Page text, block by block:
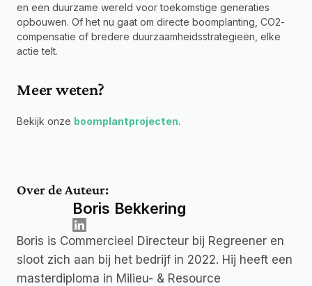
en een duurzame wereld voor toekomstige generaties
opbouwen. Of het nu gaat om directe boomplanting, CO2-
compensatie of bredere duurzaamheidsstrategieën, elke
actie telt.
Meer weten?
Bekijk onze boomplantprojecten.
Over de Auteur:
Boris Bekkering
Boris is Commercieel Directeur bij Regreener en
sloot zich aan bij het bedrijf in 2022. Hij heeft een
masterdiploma in Milieu- & Resource